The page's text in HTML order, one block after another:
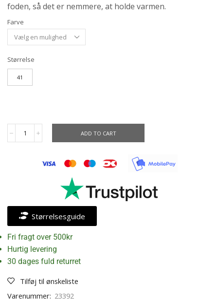
foden, så det er nemmere, at holde varmen.
Farve
Størrelse
41
ADD TO CART
Størrelsesguide
Fri fragt over 500kr
Hurtig levering
30 dages fuld returret
Tilføj til ønskeliste
Varenummer: 23392